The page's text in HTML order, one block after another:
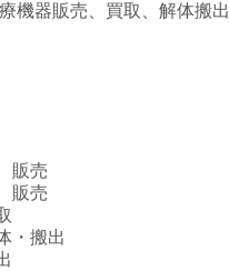
機器販売、買取、解体搬出
販売
販売
・搬出